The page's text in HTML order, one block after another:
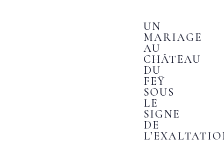
UN
MARIAGE
AU
CHÂTEAU
DU
FEŸ
SOUS
LE
SIGNE
DE